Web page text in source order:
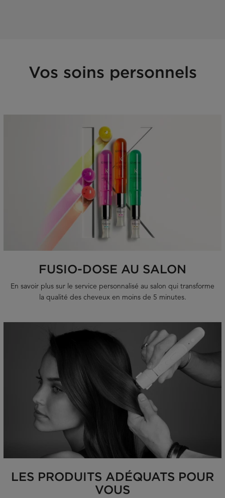
Vos soins personnels
FUSIO-DOSE AU SALON
En savoir plus sur le service personnalisé au salon qui transforme
la qualité des cheveux en moins de 5 minutes.
LES PRODUITS ADÉQUATS POUR
VOUS